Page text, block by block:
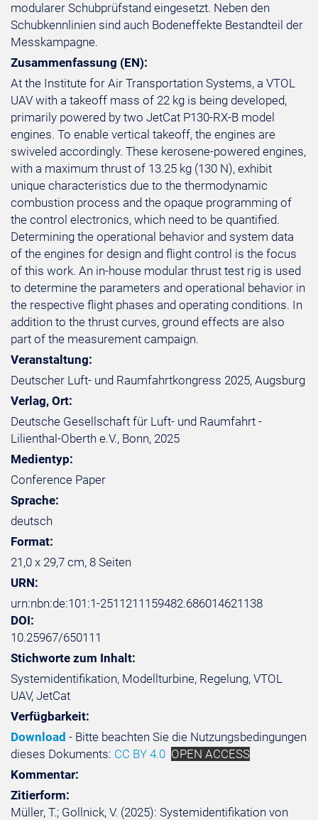
modularer Schubprüfstand eingesetzt. Neben den
Schubkennlinien sind auch Bodeneffekte Bestandteil der
Messkampagne.
Zusammenfassung (EN):
At the Institute for Air Transportation Systems, a VTOL
UAV with a takeoff mass of 22 kg is being developed,
primarily powered by two JetCat P130-RX-B model
engines. To enable vertical takeoff, the engines are
swiveled accordingly. These kerosene-powered engines,
with a maximum thrust of 13.25 kg (130 N), exhibit
unique characteristics due to the thermodynamic
combustion process and the opaque programming of
the control electronics, which need to be quantified.
Determining the operational behavior and system data
of the engines for design and flight control is the focus
of this work. An in-house modular thrust test rig is used
to determine the parameters and operational behavior in
the respective flight phases and operating conditions. In
addition to the thrust curves, ground effects are also
part of the measurement campaign.
Veranstaltung:
Deutscher Luft- und Raumfahrtkongress 2025, Augsburg
Verlag, Ort:
Deutsche Gesellschaft für Luft- und Raumfahrt -
Lilienthal-Oberth e.V., Bonn, 2025
Medientyp:
Conference Paper
Sprache:
deutsch
Format:
21,0 x 29,7 cm, 8 Seiten
URN:
urn:nbn:de:101:1-2511211159482.686014621138
DOI:
10.25967/650111
Stichworte zum Inhalt:
Systemidentifikation, Modellturbine, Regelung, VTOL
UAV, JetCat
Verfügbarkeit:
Download - Bitte beachten Sie die Nutzungsbedingungen
dieses Dokuments: CC BY 4.0 OPEN ACCESS
Kommentar:
Zitierform:
Müller, T.; Gollnick, V. (2025): Systemidentifikation von